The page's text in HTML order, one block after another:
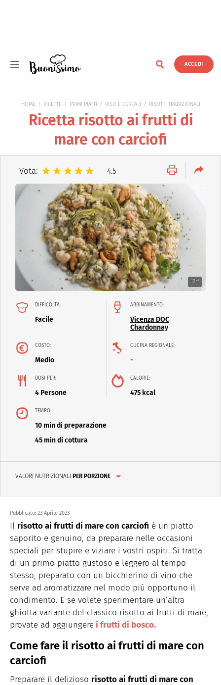
ACCEDI
HOME RICETTE PRIMI PIATTI RISO E CEREALI RISOTTI TRADIZIONALI
Ricetta risotto ai frutti di
mare con carciofi
Vota: 4.5
12rf
DIFFICOLTÀ:
Facile
ABBINAMENTO:
Vicenza DOC
Chardonnay
COSTO:
Medio
CUCINA REGIONALE:
-
DOSI PER:
4 Persone
CALORIE:
475 kcal
TEMPO:
10 min di preparazione
45 min di cottura
VALORI NUTRIZIONALI PER PORZIONE
Pubblicato: 23 Aprile 2023
Il risotto ai frutti di mare con carciofi è un piatto
saporito e genuino, da preparare nelle occasioni
speciali per stupire e viziare i vostri ospiti. Si tratta
di un primo piatto gustoso e leggero al tempo
stesso, preparato con un bicchierino di vino che
serve ad aromatizzare nel modo più opportuno il
condimento. E se volete sperimentare un’altra
ghiotta variante del classico risotto ai frutti di mare,
provate ad aggiungere i frutti di bosco.
Come fare il risotto ai frutti di mare con
carciofi
Preparare il delizioso risotto ai frutti di mare con